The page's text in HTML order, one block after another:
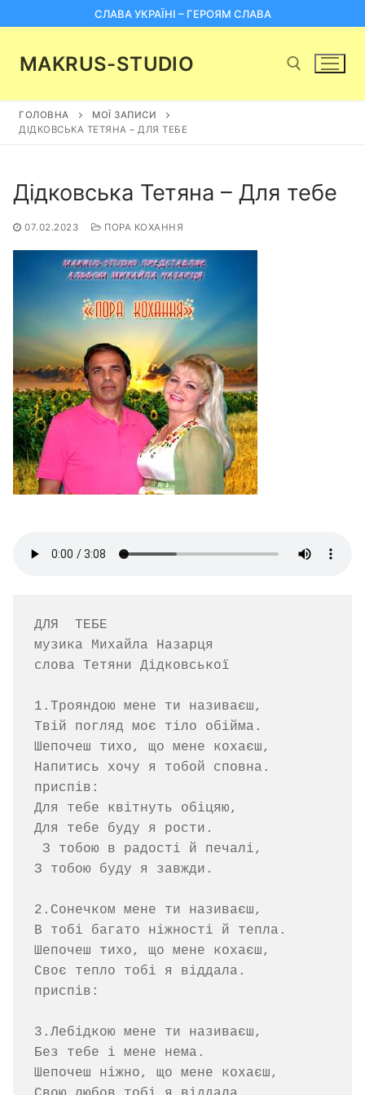
до
СЛАВА УКРАЇНІ – ГЕРОЯМ СЛАВА
MAKRUS-STUDIO
Пошук:
ГОЛОВНА
МОЇ ЗАПИСИ
ДІДКОВСЬКА ТЕТЯНА – ДЛЯ ТЕБЕ
Дідковська Тетяна – Для тебе
07.02.2023 ПОРА КОХАННЯ
ДЛЯ  ТЕБЕ
музика Михайла Назарця
слова Тетяни Дідковської
1.Трояндою мене ти називаєш,
Твій погляд моє тіло обійма.
Шепочеш тихо, що мене кохаєш,
Напитись хочу я тобой сповна.
приспів:
Для тебе квітнуть обіцяю,
Для тебе буду я рости.
З тобою буду я завжди.
2.Сонечком мене ти називаєш,
В тобі багато ніжності й тепла.
Шепочеш тихо, що мене кохаєш,
Своє тепло тобі я віддала.
приспів:
3.Лебідкою мене ти називаєш,
Без тебе і мене нема.
Шепочеш ніжно, що мене кохаєш,